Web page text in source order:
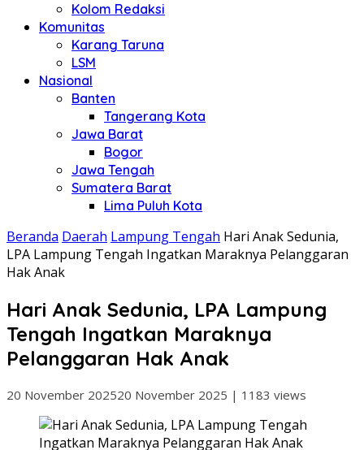
Kolom Redaksi
Komunitas
Karang Taruna
LSM
Nasional
Banten
Tangerang Kota
Jawa Barat
Bogor
Jawa Tengah
Sumatera Barat
Lima Puluh Kota
Beranda Daerah Lampung Tengah Hari Anak Sedunia,
LPA Lampung Tengah Ingatkan Maraknya Pelanggaran
Hak Anak
Hari Anak Sedunia, LPA Lampung
Tengah Ingatkan Maraknya
Pelanggaran Hak Anak
20 November 202520 November 2025 | 1183 views